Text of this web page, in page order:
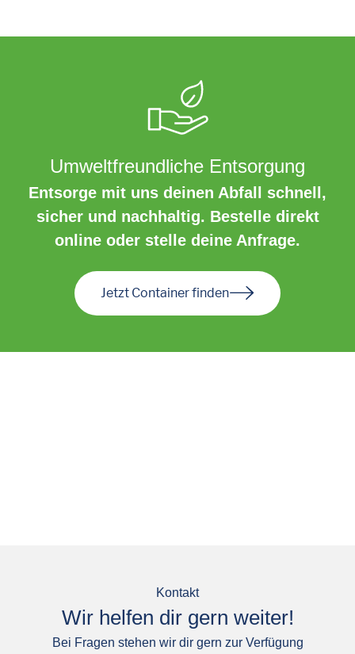
Umweltfreundliche Entsorgung
Entsorge mit uns deinen Abfall schnell,
sicher und nachhaltig. Bestelle direkt
online oder stelle deine Anfrage.
Jetzt Container finden
Kontakt
Wir helfen dir gern weiter!
Bei Fragen stehen wir dir gern zur Verfügung